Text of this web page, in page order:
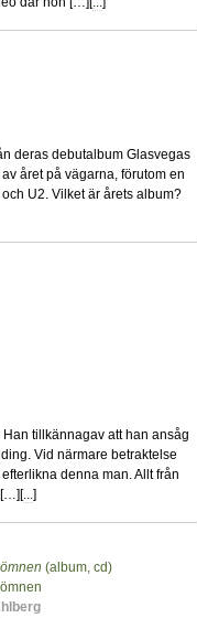
deras debutalbum Glasvegas
året på vägarna, förutom en
U2. Vilket är årets album?
tillkännagav att han ansåg
Vid närmare betraktelse
denna man. Allt från
[…][...]
(album, cd)